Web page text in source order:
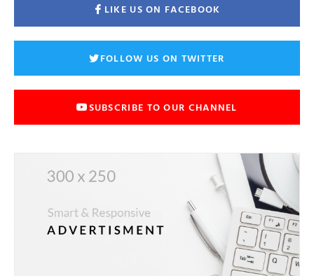
LIKE US ON FACEBOOK
FOLLOW US ON TWITTER
SUBSCRIBE TO OUR CHANNEL